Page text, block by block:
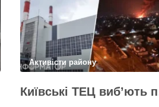
Активісти району